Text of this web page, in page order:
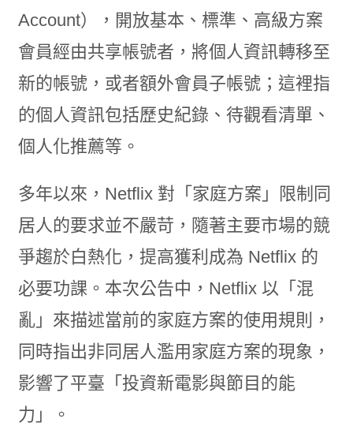
Account），開放基本、標準、高級方案
會員經由共享帳號者，將個人資訊轉移至
新的帳號，或者額外會員子帳號；這裡指
的個人資訊包括歷史紀錄、待觀看清單、
個人化推薦等。
多年以來，Netflix 對「家庭方案」限制同
居人的要求並不嚴苛，隨著主要市場的競
爭趨於白熱化，提高獲利成為 Netflix 的
必要功課。本次公告中，Netflix 以「混
亂」來描述當前的家庭方案的使用規則，
同時指出非同居人濫用家庭方案的現象，
影響了平臺「投資新電影與節目的能
力」。